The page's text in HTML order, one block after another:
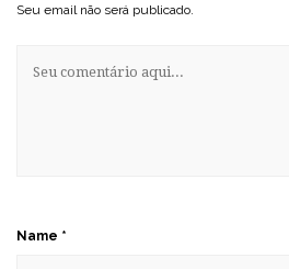
Seu email não será publicado.
Name *